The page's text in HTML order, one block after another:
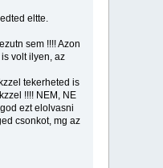
eltte.
sem !!!! Azon
volt ilyen, az
tekerheted is
!!!! NEM, NE
ezt elolvasni
csonkot, mg az